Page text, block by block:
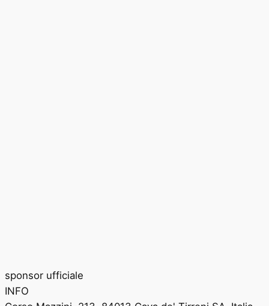
sponsor ufficiale
INFO